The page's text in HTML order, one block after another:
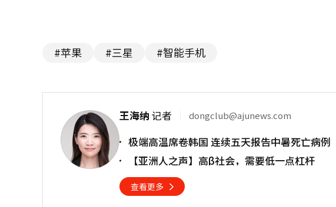
#苹果 #三星 #智能手机
王海纳 记者 dongclub@ajunews.com
极端高温席卷韩国 连续五天报告中暑死亡病例
【亚洲人之声】高β社会，需要低一点杠杆
查看更多